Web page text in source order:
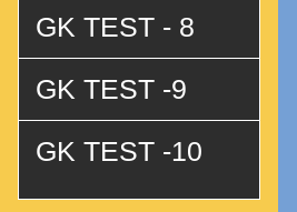
GK TEST - 8
GK TEST -9
GK TEST -10